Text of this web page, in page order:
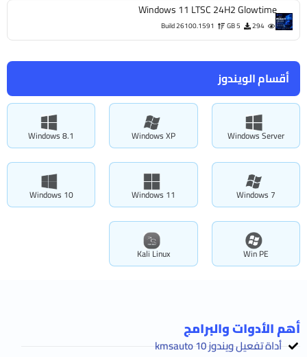
أقسام الويندوز
Windows Server
Windows XP
Windows 8.1
Windows 7
Windows 11
Windows 10
Win PE
Kali Linux
Windows 11 LTSC 24H2 Glowtime
294
5 GB
Build 26100.1591
أهم الأدوات والبرامج
أداة تفعيل ويندوز 10 kmsauto